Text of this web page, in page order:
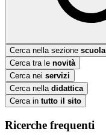
Cerca nella sezione scuola
Cerca tra le novità
Cerca nei servizi
Cerca nella didattica
Cerca in tutto il sito
Ricerche frequenti